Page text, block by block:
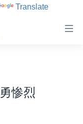
Translate
惨烈